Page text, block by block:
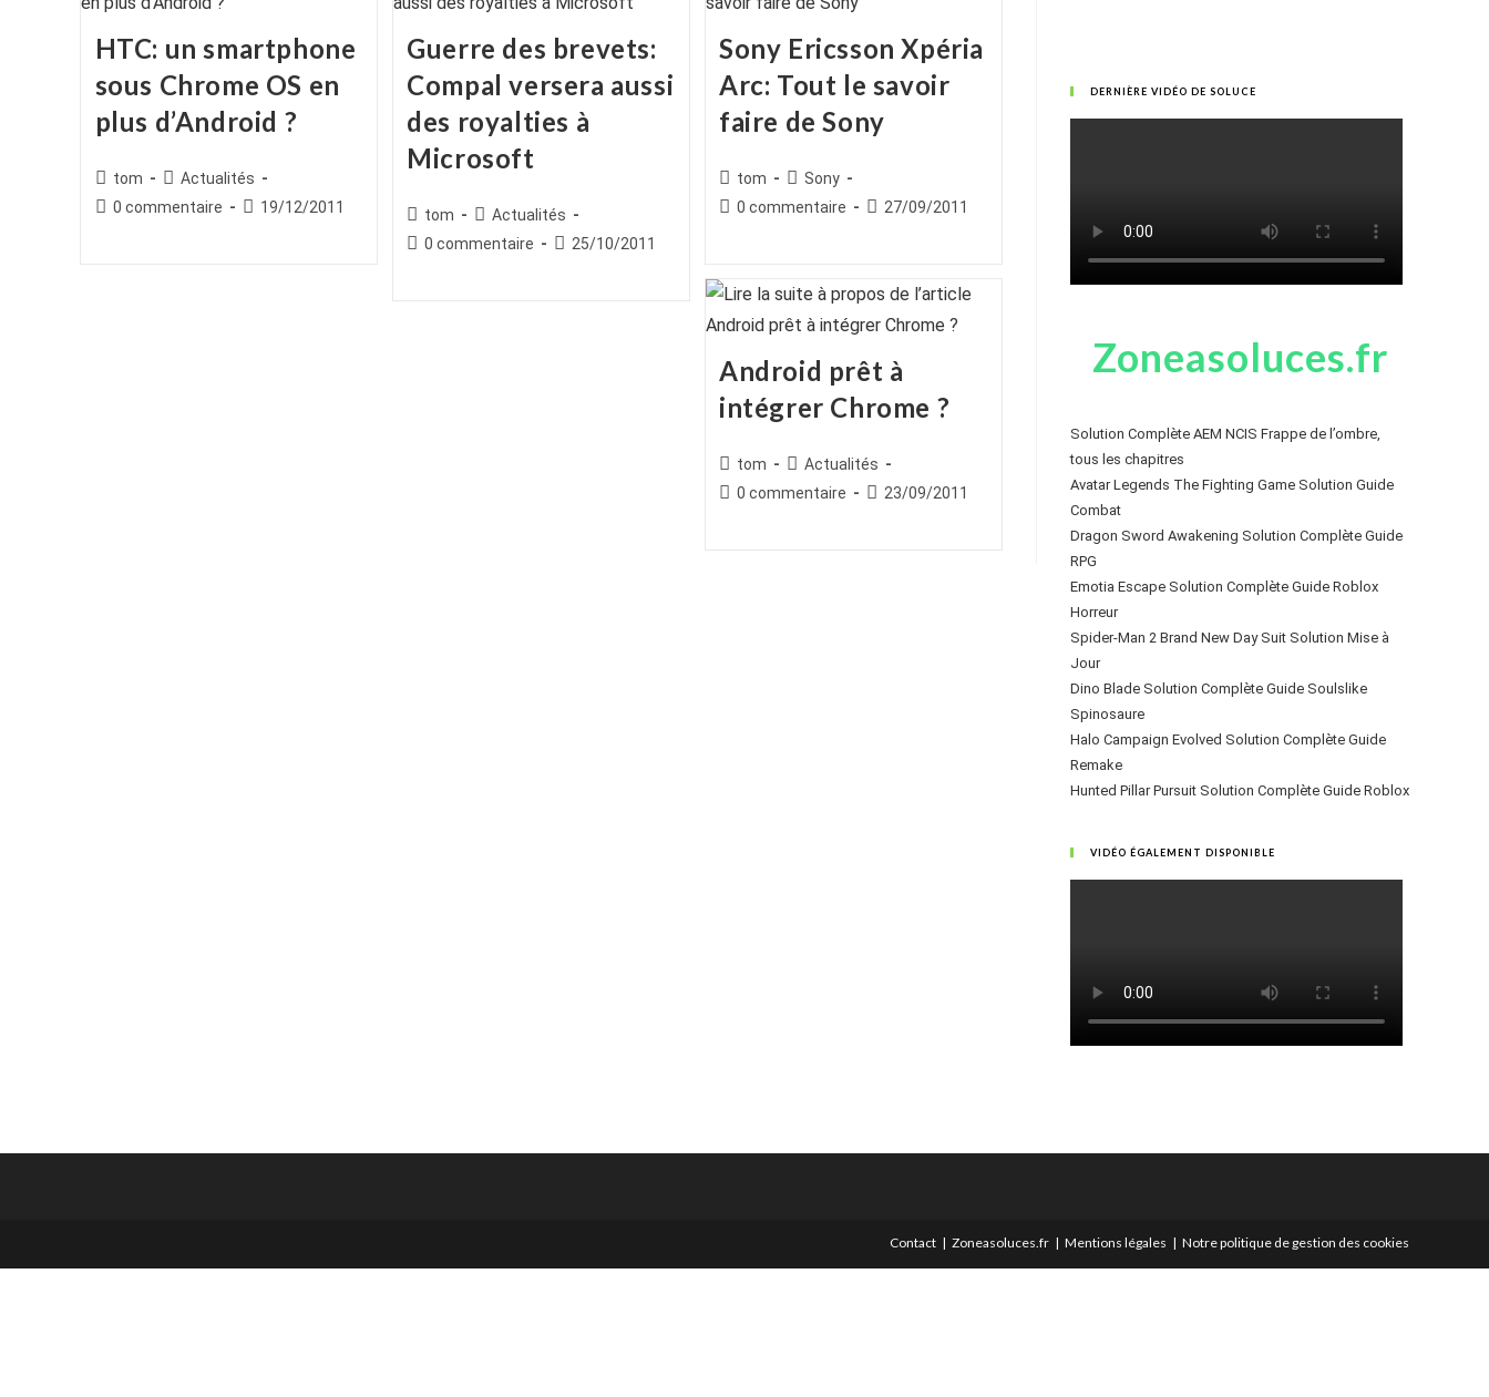
HTC: un smartphone
sous Chrome OS en
plus d’Android ?
Auteur/autrice
de
tom
Post
category:
Actualités
Commentaires
0 commentaire
Publication
19/12/2011
Guerre des brevets:
Compal versera aussi
des royalties à
Microsoft
Auteur/autrice
de
tom
Post
category:
Actualités
Commentaires
0 commentaire
Publication
25/10/2011
Sony Ericsson Xpéria
Arc: Tout le savoir
faire de Sony
Auteur/autrice
de
tom
Post
category:
Sony
Commentaires
publication :
0 commentaire
Publication
27/09/2011
Android prêt à
intégrer Chrome ?
Auteur/autrice
de
tom
Post
category:
Actualités
Commentaires
0 commentaire
Publication
23/09/2011
DERNIÈRE VIDÉO DE SOLUCE
Zoneasoluces.fr
Solution Complète AEM NCIS Frappe de l’ombre,
tous les chapitres
Avatar Legends The Fighting Game Solution Guide
Combat
Dragon Sword Awakening Solution Complète Guide
RPG
Emotia Escape Solution Complète Guide Roblox
Horreur
Spider-Man 2 Brand New Day Suit Solution Mise à
Jour
Dino Blade Solution Complète Guide Soulslike
Spinosaure
Halo Campaign Evolved Solution Complète Guide
Remake
Hunted Pillar Pursuit Solution Complète Guide Roblox
VIDÉO ÉGALEMENT DISPONIBLE
Contact Zoneasoluces.fr Mentions légales Notre politique de gestion des cookies